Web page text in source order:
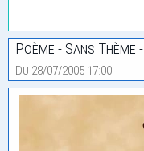
Poème - Sans Thème -
Du 28/07/2005 17:00